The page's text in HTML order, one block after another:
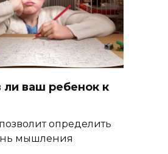
ли ваш ребенок к
определить
мышления